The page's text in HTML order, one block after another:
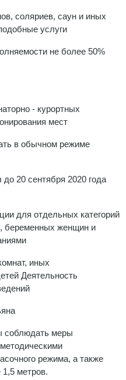
соляриев, саун и иных
услуги
не более 50%
- курортных
мест
в обычном режиме
20 сентября 2020 года
для отдельных категорий
беременных женщин и
иных
Деятельность
соблюдать меры
режима, а также
метров.